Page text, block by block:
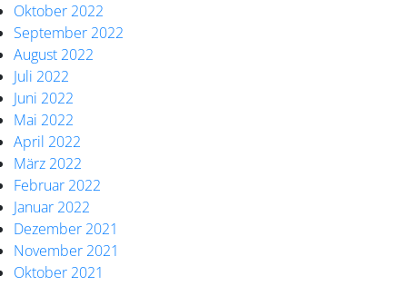
Oktober 2022
September 2022
August 2022
Juli 2022
Juni 2022
Mai 2022
April 2022
März 2022
Februar 2022
Januar 2022
Dezember 2021
November 2021
Oktober 2021